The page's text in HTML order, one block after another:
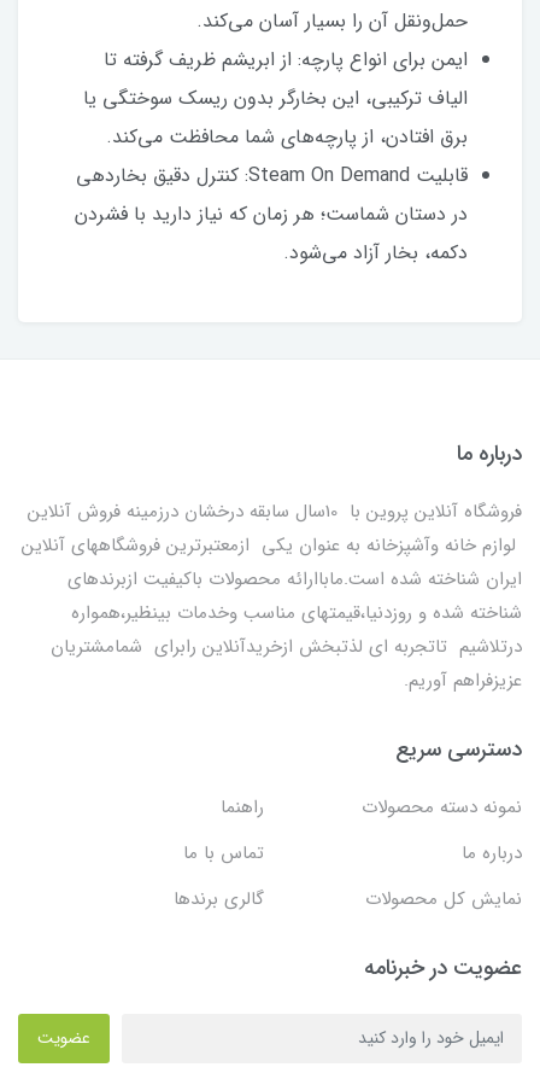
حمل‌ونقل آن را بسیار آسان می‌کند.
ایمن برای انواع پارچه: از ابریشم ظریف گرفته تا
الیاف ترکیبی، این بخارگر بدون ریسک سوختگی یا
برق افتادن، از پارچه‌های شما محافظت می‌کند.
قابلیت Steam On Demand: کنترل دقیق بخاردهی
در دستان شماست؛ هر زمان که نیاز دارید با فشردن
دکمه، بخار آزاد می‌شود.
درباره ما
فروشگاه آنلاین پروین با 10سال سابقه درخشان درزمینه فروش آنلاین
لوازم خانه وآشپزخانه به عنوان یکی ازمعتبرترین فروشگاههای آنلاین
ایران شناخته شده است.ماباارائه محصولات باکیفیت ازبرندهای
شناخته شده و روزدنیا،قیمتهای مناسب وخدمات بینظیر،همواره
درتلاشیم تاتجربه ای لذتبخش ازخریدآنلاین رابرای شمامشتریان
عزیزفراهم آوریم.
دسترسی سریع
نمونه دسته محصولات
راهنما
درباره ما
تماس با ما
نمایش کل محصولات
گالری برندها
عضویت در خبرنامه
عضویت